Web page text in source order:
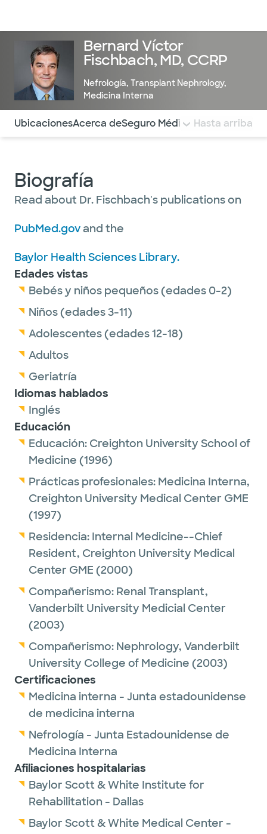
Bernard Víctor
Fischbach, MD, CCRP
Nefrología, Transplant Nephrology,
Medicina Interna
Utilice esta navegación para saltar rápidamente a
UbicacionesAcerca deSeguro Médico COMENTARIOS
Hasta arriba
Biografía
Read about Dr. Fischbach's publications on
PubMed.govand the
Baylor Health Sciences Library.
Edades vistas
Bebés y niños pequeños (edades 0-2)
Niños (edades 3-11)
Adolescentes (edades 12-18)
Adultos
Geriatría
Idiomas hablados
Inglés
Educación
Educación: Creighton University School of
Medicine (1996)
Prácticas profesionales: Medicina Interna,
Creighton University Medical Center GME
(1997)
Residencia: Internal Medicine--Chief
Resident, Creighton University Medical
Center GME (2000)
Compañerismo: Renal Transplant,
Vanderbilt University Medicial Center
(2003)
Compañerismo: Nephrology, Vanderbilt
University College of Medicine (2003)
Certificaciones
Medicina interna - Junta estadounidense
de medicina interna
Nefrología - Junta Estadounidense de
Medicina Interna
Afiliaciones hospitalarias
Baylor Scott & White Institute for
Rehabilitation - Dallas
Baylor Scott & White Medical Center -